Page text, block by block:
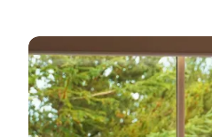
Inspiration für Ihren Urlaub